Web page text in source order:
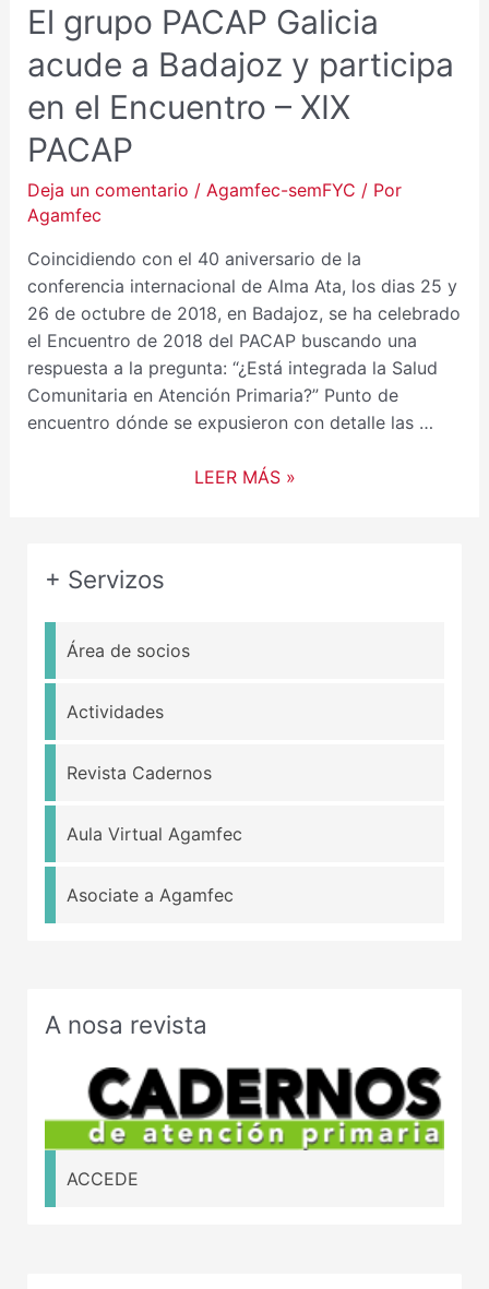
El grupo PACAP Galicia
acude a Badajoz y participa
en el Encuentro – XIX
PACAP
Deja un comentario / Agamfec-semFYC / Por
Agamfec
Coincidiendo con el 40 aniversario de la
conferencia internacional de Alma Ata, los dias 25 y
26 de octubre de 2018, en Badajoz, se ha celebrado
el Encuentro de 2018 del PACAP buscando una
respuesta a la pregunta: “¿Está integrada la Salud
Comunitaria en Atención Primaria?” Punto de
encuentro dónde se expusieron con detalle las …
EL
ENCUENTRO
–
XIX
PACAP
LEER MÁS »
+ Servizos
Área de socios
Actividades
Revista Cadernos
Aula Virtual Agamfec
Asociate a Agamfec
A nosa revista
ACCEDE